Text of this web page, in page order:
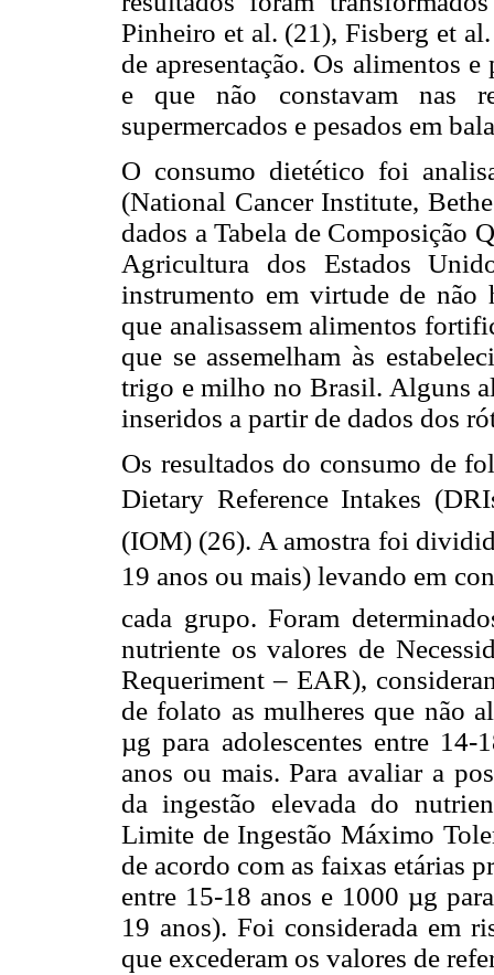
Pinheiro et al. (21), Fisberg et
de apresentação. Os alimentos
e que não constavam nas
supermercados e pesados em
O consumo dietético foi
(National Cancer Institute,
dados a Tabela de Composição
Agricultura dos Estados
instrumento em virtude de não
que analisassem alimentos
que se assemelham às
trigo e milho no Brasil. Alguns
inseridos a partir de dados dos
Os resultados do consumo de
Dietary Reference Intakes
(IOM) (26). A amostra foi
19 anos ou mais) levando em
cada grupo. Foram
nutriente os valores de
Requeriment – EAR),
de folato as mulheres que não
µg para adolescentes entre
anos ou mais. Para avaliar a
da ingestão elevada do
Limite de Ingestão Máximo
de acordo com as faixas etárias
entre 15-18 anos e 1000 µg
19 anos). Foi considerada em
que excederam os valores de